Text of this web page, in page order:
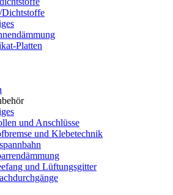
Platten
und Anschlüsse
und Klebetechnik
und Lüftungsgitter